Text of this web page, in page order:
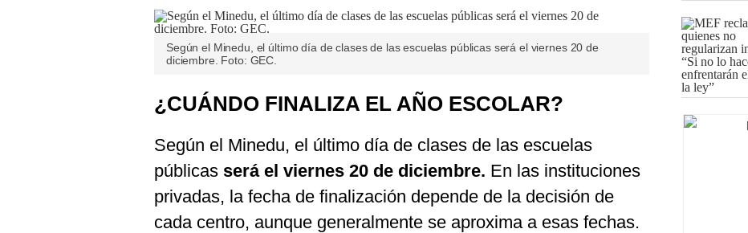
Según el Minedu, el último día de clases de las escuelas públicas será el viernes 20 de
diciembre. Foto: GEC.
¿CUÁNDO FINALIZA EL AÑO ESCOLAR?
Según el Minedu, el último día de clases de las escuelas
públicas será el viernes 20 de diciembre. En las instituciones
privadas, la fecha de finalización depende de la decisión de
cada centro, aunque generalmente se aproxima a esas fechas.